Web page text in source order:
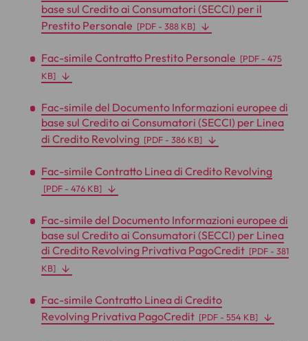
base sul Credito ai Consumatori (SECCI) per il
Prestito Personale [PDF - 388 KB]
Fac-simile Contratto Prestito Personale [PDF - 475
KB]
Fac-simile del Documento Informazioni europee di
base sul Credito ai Consumatori (SECCI) per Linea
di Credito Revolving [PDF - 386 KB]
Fac-simile Contratto Linea di Credito Revolving
[PDF - 476 KB]
Fac-simile del Documento Informazioni europee di
base sul Credito ai Consumatori (SECCI) per Linea
di Credito Revolving Privativa PagoCredit [PDF - 381
KB]
Fac-simile Contratto Linea di Credito
Revolving Privativa PagoCredit [PDF - 554 KB]